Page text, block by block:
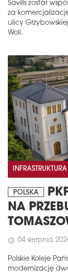
Savills został
za
ulicy
Woli.
INFRASTRUKTURA
POLSKA
NA
schedule 04 sierpnia
Polskie Koleje
modernizację